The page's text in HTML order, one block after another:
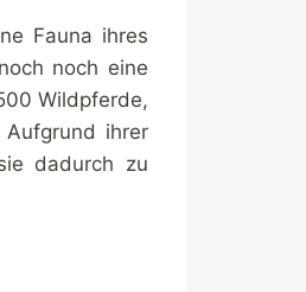
Fauna ihres
noch eine
Wildpferde,
ihrer
dadurch zu